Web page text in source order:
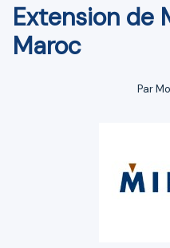
Extension de
Maroc
Par